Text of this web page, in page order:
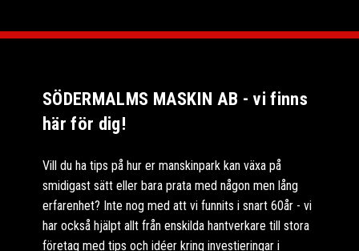
SÖDERMALMS MASKIN AB - vi finns
här för dig!
Vill du ha tips på hur er manskinpark kan växa på
smidigast sätt eller bara prata med någon men lång
erfarenhet? Inte nog med att vi funnits i snart 60år - vi
har också hjälpt allt från enskilda hantverkare till stora
företag med tips och idéer kring investieringar i